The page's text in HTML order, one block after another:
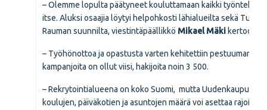
– Olemme lopulta päätyneet kouluttamaan kaikki
itse. Aluksi osaajia löytyi helpohkosti lähialueilta sekä Turun
Rauman suunnilta, viestintäpäällikkö Mikael Mäki kertoo.
– Työhönottoa ja opastusta varten kehitettiin
kampanjoita on ollut viisi, hakijoita noin 3 500.
– Rekrytointialueena on koko Suomi, mutta Uudenkaupungin
koulujen, päiväkotien ja asuntojen määrä voi asettaa